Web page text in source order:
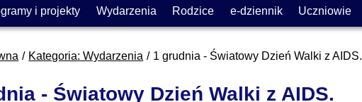
i projekty Wydarzenia Rodzice e-dziennik Uczniowie
Kategoria: Wydarzenia 1 grudnia - Światowy Dzień Walki z AIDS.
- Światowy Dzień Walki z AIDS.